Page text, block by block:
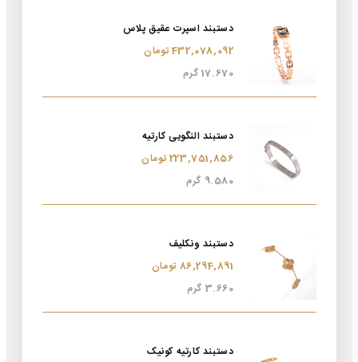
دستبند اسپرت عقیق پلاس
432,078,092 تومان
17.670 گرم
دستبند النگویی کارتیه
223,751,856 تومان
9.580 گرم
دستبند ونکلیف
86,294,891 تومان
3.660 گرم
دستبند کارتیه کونیک